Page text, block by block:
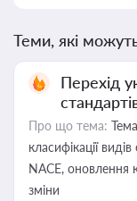
Теми, які
Перехід
Про що тема:
класифікації
NACE, оновлення
зміни